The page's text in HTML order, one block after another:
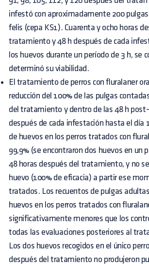
infestó con aproximadamente 200
felis (cepa KS1). Cuarenta y ocho horas
tratamiento y 48 h después de cada
los huevos durante un período de 3 h, se
determinó su viabilidad.
El tratamiento de perros con fluralaner
reducción del 100% de las pulgas
del tratamiento y dentro de las 48 h
después de cada infestación hasta el día
de huevos en los perros tratados con
99,9% (se encontraron dos huevos en un
48 horas después del tratamiento, y no
huevo (100% de eficacia) a partir ese
tratados. Los recuentos de pulgas
huevos en los perros tratados con
significativamente menores que los
todas las evaluaciones posteriores al
Los dos huevos recogidos en el único
después del tratamiento no produjeron